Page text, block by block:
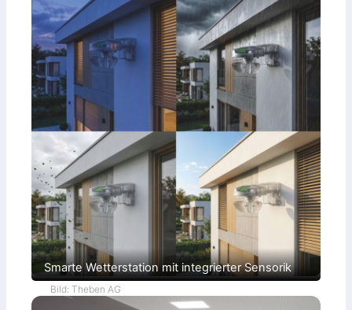
Smarte Wetterstation mit integrierter Sensorik
Bild: Theben AG